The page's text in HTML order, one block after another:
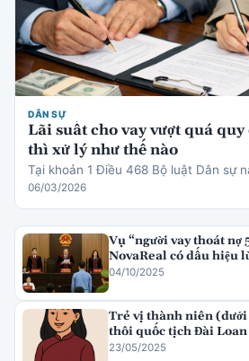
DÂN SỰ
Lãi suất cho vay vượt quá
thì xử lý như thế nào
Tại khoản 1 Điều 468 Bộ luật Dân sự
06/03/2026
Vụ “người vay thoát nợ
NovaReal có dấu hiệu
sản
04/10/2025
Trẻ vị thành niên (dưới
thôi quốc tịch Đài Loan
23/05/2025